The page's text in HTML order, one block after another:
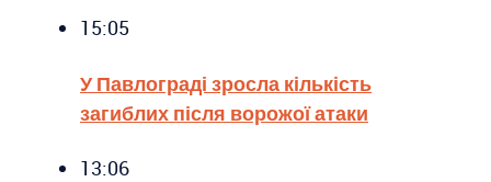
15:05
У Павлограді зросла кількість
загиблих після ворожої атаки
13:06